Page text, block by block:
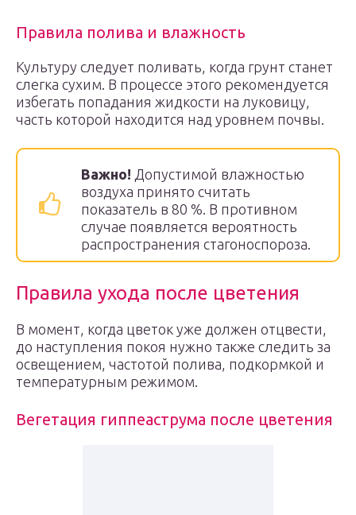
Правила полива и влажность
Культуру следует поливать, когда грунт станет
слегка сухим. В процессе этого рекомендуется
избегать попадания жидкости на луковицу,
часть которой находится над уровнем почвы.
Важно! Допустимой влажностью
воздуха принято считать
показатель в 80 %. В противном
случае появляется вероятность
распространения стагоноспороза.
Правила ухода после цветения
В момент, когда цветок уже должен отцвести,
до наступления покоя нужно также следить за
освещением, частотой полива, подкормкой и
температурным режимом.
Вегетация гиппеаструма после цветения